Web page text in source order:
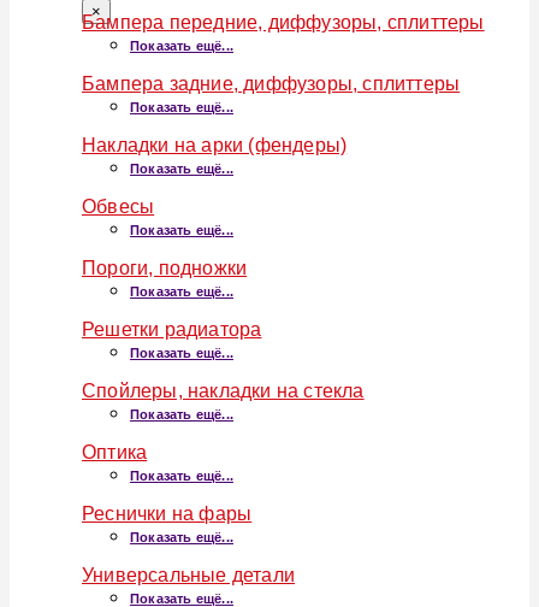
×
Бампера передние, диффузоры, сплиттеры
Показать ещё...
Бампера задние, диффузоры, сплиттеры
Показать ещё...
Накладки на арки (фендеры)
Показать ещё...
Обвесы
Показать ещё...
Пороги, подножки
Показать ещё...
Решетки радиатора
Показать ещё...
Спойлеры, накладки на стекла
Показать ещё...
Оптика
Показать ещё...
Реснички на фары
Показать ещё...
Универсальные детали
Показать ещё...